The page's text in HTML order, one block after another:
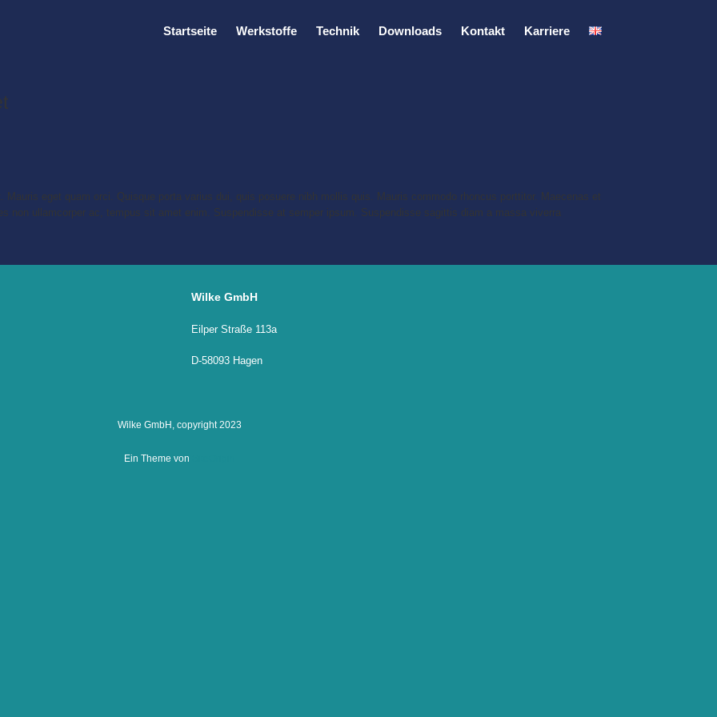
Startseite Werkstoffe Technik Downloads Kontakt Karriere
eget quam orci. Quisque porta varius dui, quis posuere nibh mollis quis. Mauris commodo rhoncus porttitor. Maecenas et
non ullamcorper ac, tempus sit amet enim. Suspendisse at semper ipsum. Suspendisse sagittis diam a massa viverra
Wilke GmbH
Eilper Straße 113a
D-58093 Hagen
Wilke GmbH, copyright 2023
Ein Theme von